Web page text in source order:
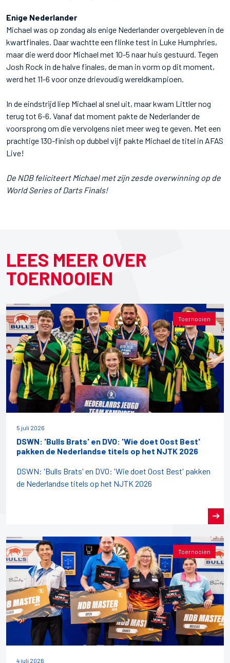
Enige Nederlander
Michael was op zondag als enige Nederlander overgebleven in de
kwartfinales. Daar wachtte een flinke test in Luke Humphries,
maar die werd door Michael met 10-5 naar huis gestuurd. Tegen
Josh Rock in de halve finales, de man in vorm op dit moment,
werd het 11-6 voor onze drievoudig wereldkampioen.
In de eindstrijd liep Michael al snel uit, maar kwam Littler nog
terug tot 6-6. Vanaf dat moment pakte de Nederlander de
voorsprong om die vervolgens niet meer weg te geven. Met een
prachtige 130-finish op dubbel vijf pakte Michael de titel in AFAS
Live!
De NDB feliciteert Michael met zijn zesde overwinning op de
World Series of Darts Finals!
LEES MEER OVER
TOERNOOIEN
Toernooien
5 juli 2026
DSWN: 'Bulls Brats' en DVO: 'Wie doet Oost Best'
pakken de Nederlandse titels op het NJTK 2026
DSWN: 'Bulls Brats' en DVO: 'Wie doet Oost Best' pakken
de Nederlandse titels op het NJTK 2026
Toernooien
4 juli 2026